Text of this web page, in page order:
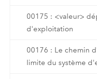
00175 : <valeur>
d'exploitation
00176 : Le chemin
limite du système